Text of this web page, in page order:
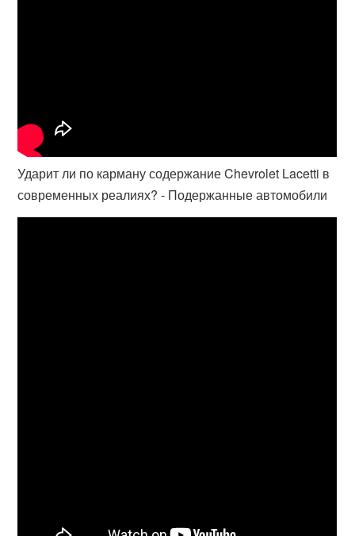
Ударит ли по карману содержание Chevrolet Lacetti в
современных реалиях? - Подержанные автомобили